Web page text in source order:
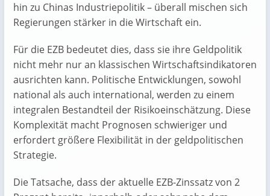
hin zu Chinas Industriepolitik – überall mischen sich
Regierungen stärker in die Wirtschaft ein.
Für die EZB bedeutet dies, dass sie ihre Geldpolitik
nicht mehr nur an klassischen Wirtschaftsindikatoren
ausrichten kann. Politische Entwicklungen, sowohl
national als auch international, werden zu einem
integralen Bestandteil der Risikoeinschätzung. Diese
Komplexität macht Prognosen schwieriger und
erfordert größere Flexibilität in der geldpolitischen
Strategie.
Die Tatsache, dass der aktuelle EZB-Zinssatz von 2